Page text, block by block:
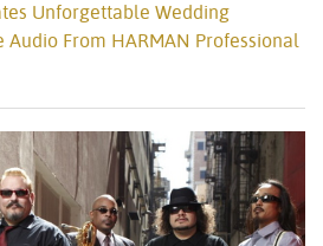
Unforgettable Wedding
Audio From HARMAN Professional